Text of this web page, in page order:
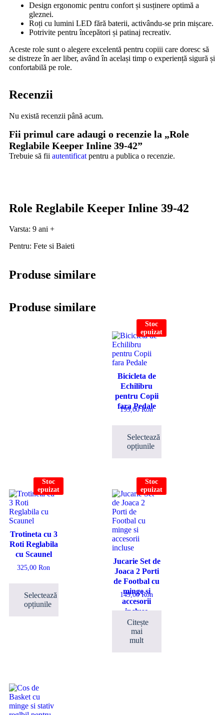
Design ergonomic pentru confort și susținere optimă a
gleznei.
Roți cu lumini LED fără baterii, activându-se prin mișcare.
Potrivite pentru începători și patinaj recreativ.
Aceste role sunt o alegere excelentă pentru copiii care doresc să
se distreze în aer liber, având în același timp o experiență sigură și
confortabilă pe role.
Recenzii
Nu există recenzii până acum.
Fii primul care adaugi o recenzie la „Role
Reglabile Keeper Inline 39-42”
Trebuie să fii autentificat pentru a publica o recenzie.
Role Reglabile Keeper Inline 39-42
Varsta: 9 ani +
Pentru: Fete si Baieti
Produse similare
Produse similare
Stoc
epuizat
Bicicleta de
Echilibru
pentru Copii
fara Pedale
199,00Ron
Selectează
opțiunile
Stoc
epuizat
Trotineta cu 3
Roti Reglabila
cu Scaunel
325,00Ron
Selectează
opțiunile
Stoc
epuizat
Jucarie Set de
Joaca 2 Porti
de Footbal cu
minge si
accesorii
incluse
149,00Ron
Citește
mai
mult